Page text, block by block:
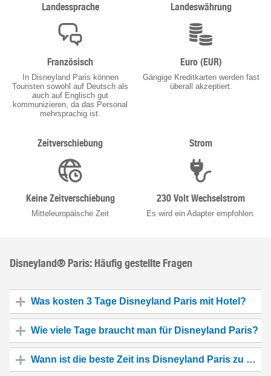
Landessprache
Französisch
In Disneyland Paris können
Touristen sowohl auf Deutsch als
auch auf Englisch gut
kommunizieren, da das Personal
mehrsprachig ist.
Landeswährung
Euro (EUR)
Gängige Kreditkarten werden fast
überall akzeptiert.
Zeitverschiebung
Keine Zeitverschiebung
Mitteleuropäische Zeit
Strom
230 Volt Wechselstrom
Es wird ein Adapter empfohlen.
Disneyland® Paris: Häufig gestellte Fragen
Was kosten 3 Tage Disneyland Paris mit Hotel?
Wie viele Tage braucht man für Disneyland Paris?
Wann ist die beste Zeit ins Disneyland Paris zu